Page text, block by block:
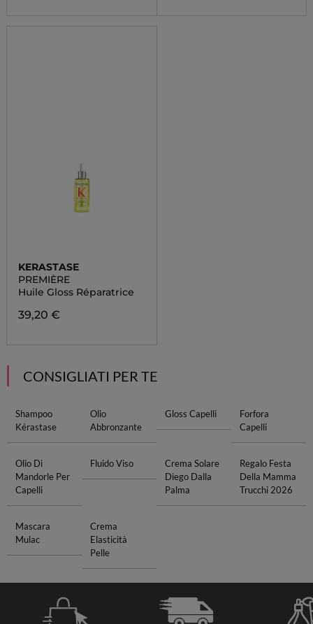
KERASTASE
PREMIÈRE
Huile Gloss Réparatrice
39,20 €
CONSIGLIATI PER TE
Shampoo
Kérastase
Olio
Abbronzante
Gloss Capelli
Forfora
Capelli
Olio Di
Mandorle Per
Capelli
Fluido Viso
Crema Solare
Diego Dalla
Palma
Regalo Festa
Della Mamma
Trucchi 2026
Mascara
Mulac
Crema
Elasticità
Pelle